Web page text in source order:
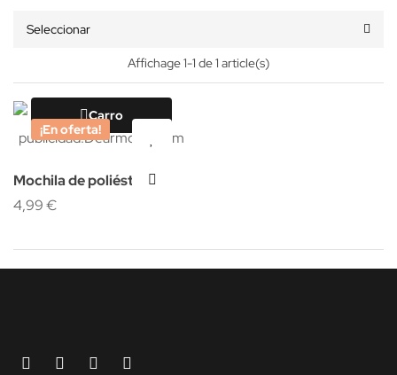
Seleccionar
Affichage 1-1 de 1 article(s)
¡En oferta!
Carro
Mochila de poliéster
personalizada con vinilo
4,99 €